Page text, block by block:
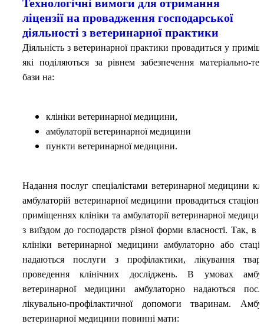
Технологічні вимоги для отримання
ліцензії на провадження господарської
діяльності з ветеринарної практики
Діяльність з ветеринарної практики провадиться у
які поділяються за рівнем забезпечення матеріально-
бази на:
клініки ветеринарної медицини,
амбулаторії ветеринарної медицини
пункти ветеринарної медицини.
Надання послуг спеціалістами ветеринарної медицини
амбулаторій ветеринарної медицини провадиться
приміщеннях клініки та амбулаторії ветеринарної
з виїздом до господарств різної форми власності. Так, в
клініки ветеринарної медицини амбулаторно або
надаються послуги з профілактики, лікування
проведення клінічних досліджень. В умовах
ветеринарної медицини амбулаторно надаються
лікувально-профілактичної допомоги тваринам.
ветеринарної медицини повинні мати: